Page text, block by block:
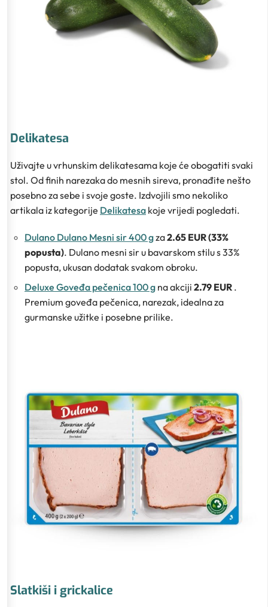
Delikatesa
Uživajte u vrhunskim delikatesama koje će obogatiti svaki
stol. Od finih narezaka do mesnih sireva, pronađite nešto
posebno za sebe i svoje goste. Izdvojili smo nekoliko
artikala iz kategorije Delikatesa koje vrijedi pogledati.
Dulano Dulano Mesni sir 400 gza2.65 EUR (33%
popusta). Dulano mesni sir u bavarskom stilu s 33%
popusta, ukusan dodatak svakom obroku.
Deluxe Goveđa pečenica 100 g na akciji 2.79 EUR .
Premium goveđa pečenica, narezak, idealna za
gurmanske užitke i posebne prilike.
Slatkiši i grickalice